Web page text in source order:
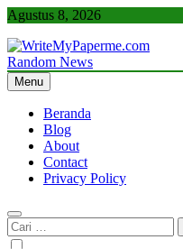
Skip
content
Agustus 8, 2026
WriteMyPaperme.com
Bisnis, Kuliner, Teknologi
Random News
Menu
Beranda
Blog
About
Contact
Privacy Policy
Cari
untuk: